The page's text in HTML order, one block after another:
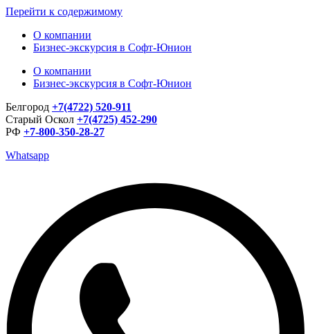
Перейти к содержимому
О компании
Бизнес-экскурсия в Софт-Юнион
О компании
Бизнес-экскурсия в Софт-Юнион
Белгород +7(4722) 520-911
Старый Оскол +7(4725) 452-290
РФ +7-800-350-28-27
Whatsapp